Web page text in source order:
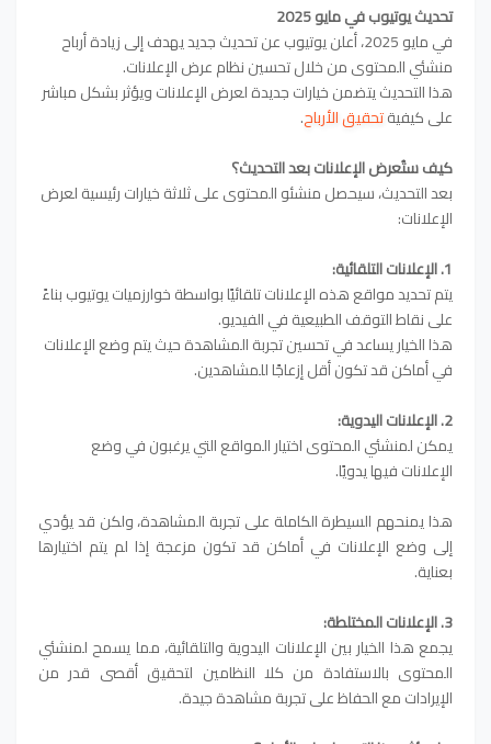
تحديث يوتيوب في مايو 2025
في مايو 2025، أعلن يوتيوب عن تحديث جديد يهدف إلى زيادة أرباح
منشئي المحتوى من خلال تحسين نظام عرض الإعلانات.
هذا التحديث يتضمن خيارات جديدة لعرض الإعلانات ويؤثر بشكل مباشر
على كيفيةتحقيق الأرباح.
كيف ستُعرض الإعلانات بعد التحديث؟
بعد التحديث، سيحصل منشئو المحتوى على ثلاثة خيارات رئيسية لعرض
الإعلانات:
1. الإعلانات التلقائية:
يتم تحديد مواقع هذه الإعلانات تلقائيًا بواسطة خوارزميات يوتيوب بناءً
على نقاط التوقف الطبيعية في الفيديو.
هذا الخيار يساعد في تحسين تجربة المشاهدة حيث يتم وضع الإعلانات
في أماكن قد تكون أقل إزعاجًا للمشاهدين.
2. الإعلانات اليدوية:
يمكن لمنشئي المحتوى اختيار المواقع التي يرغبون في وضع
الإعلانات فيها يدويًا.
هذا يمنحهم السيطرة الكاملة على تجربة المشاهدة، ولكن قد يؤدي
إلى وضع الإعلانات في أماكن قد تكون مزعجة إذا لم يتم اختيارها
بعناية.
3. الإعلانات المختلطة:
يجمع هذا الخيار بين الإعلانات اليدوية والتلقائية، مما يسمح لمنشئي
المحتوى بالاستفادة من كلا النظامين لتحقيق أقصى قدر من
الإيرادات مع الحفاظ على تجربة مشاهدة جيدة.